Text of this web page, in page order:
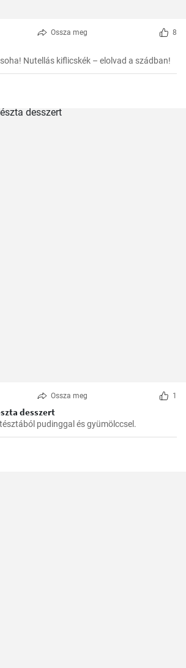
Ossza meg 8
Nutellás kiflicskék – elolvad a szádban!
Ossza meg 1
desszert
pudinggal és gyümölccsel.